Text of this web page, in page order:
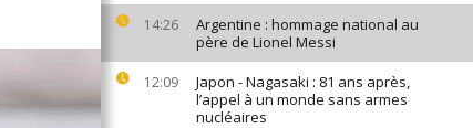
14:26
Argentine : hommage national au
père de Lionel Messi
12:09
Japon - Nagasaki : 81 ans après,
l’appel à un monde sans armes
nucléaires